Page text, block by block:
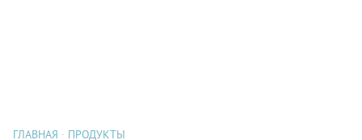
ГЛАВНАЯ ПРОДУКТЫ